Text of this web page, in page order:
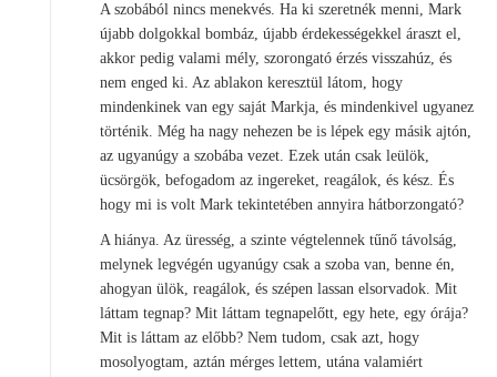
A szobából nincs menekvés. Ha ki szeretnék menni, Mark
újabb dolgokkal bombáz, újabb érdekességekkel áraszt el,
akkor pedig valami mély, szorongató érzés visszahúz, és
nem enged ki. Az ablakon keresztül látom, hogy
mindenkinek van egy saját Markja, és mindenkivel ugyanez
történik. Még ha nagy nehezen be is lépek egy másik ajtón,
az ugyanúgy a szobába vezet. Ezek után csak leülök,
ücsörgök, befogadom az ingereket, reagálok, és kész. És
hogy mi is volt Mark tekintetében annyira hátborzongató?
A hiánya. Az üresség, a szinte végtelennek tűnő távolság,
melynek legvégén ugyanúgy csak a szoba van, benne én,
ahogyan ülök, reagálok, és szépen lassan elsorvadok. Mit
láttam tegnap? Mit láttam tegnapelőtt, egy hete, egy órája?
Mit is láttam az előbb? Nem tudom, csak azt, hogy
mosolyogtam, aztán mérges lettem, utána valamiért